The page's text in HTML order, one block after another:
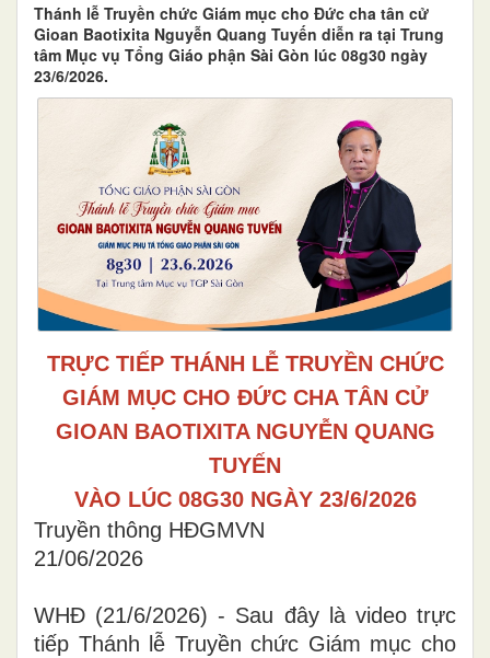
Thánh lễ Truyền chức Giám mục cho Đức cha tân cử
Gioan Baotixita Nguyễn Quang Tuyến diễn ra tại Trung
tâm Mục vụ Tổng Giáo phận Sài Gòn lúc 08g30 ngày
23/6/2026.
TRỰC TIẾP THÁNH LỄ TRUYỀN CHỨC
GIÁM MỤC CHO ĐỨC CHA TÂN CỬ
GIOAN BAOTIXITA NGUYỄN QUANG
TUYẾN
VÀO LÚC 08G30 NGÀY 23/6/2026
Truyền thông HĐGMVN
21/06/2026
WHĐ (21/6/2026) - Sau đây là video trực
tiếp Thánh lễ Truyền chức Giám mục cho